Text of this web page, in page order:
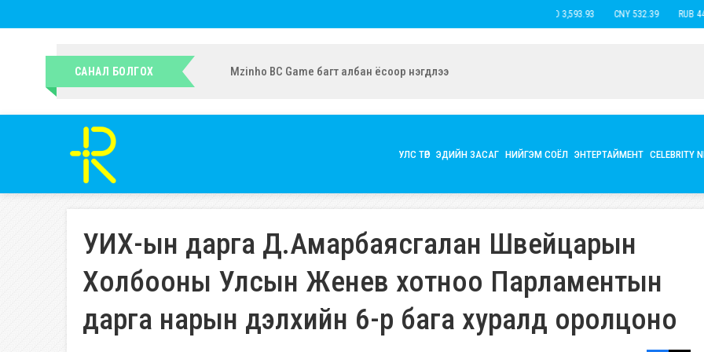
USD 3,593.93 CNY 532.39 RUB 44.15
САНАЛ БОЛГОХ УИХ-ын гишүүн Ч.Ундрамын экс нөхөр Б.Наранцацралт найзтай нь ханилан, бүл нэмжээ
УЛС ТӨР ЭДИЙН ЗАСАГ НИЙГЭМ СОЁЛ ЭНТЕРТАЙМЕНТ CELEBRITY
УИХ-ын дарга Д.Амарбаясгалан Швейцарын
Холбооны Улсын Женев хотноо Парламентын
дарга нарын дэлхийн 6-р бага хуралд оролцоно